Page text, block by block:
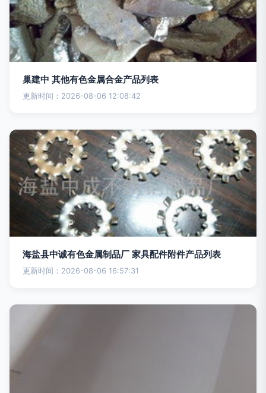
巢建中 其他有色金属合金产品列表
更新时间：2026-08-06 12:08:42
海盐县中诚有色金属制品厂 家具配件附件产品列表
更新时间：2026-08-06 16:57:31